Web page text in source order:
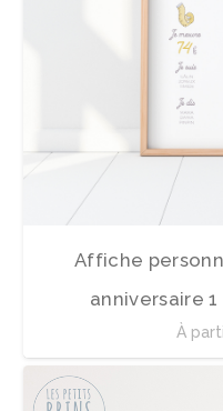
Affiche
anniversaire
À